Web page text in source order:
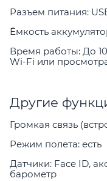
Разъем питания:
Ёмкость
Время работы: До
Wi-Fi или
Другие
Громкая связь
Режим полета: есть
Датчики: Face ID,
барометр